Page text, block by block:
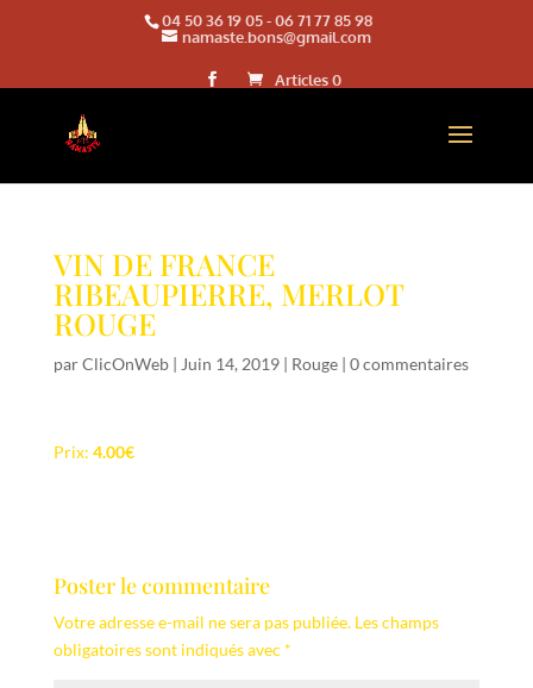
04 50 36 19 05-06 71 77 85 98
namaste.bons@gmail.com
Articles 0
VIN DE FRANCE
RIBEAUPIERRE, MERLOT
ROUGE
parClicOnWeb| Juin 14, 2019| Rouge| 0 commentaires
Prix: 4.00€
Poster le commentaire
Votre adresse e-mail ne sera pas publiée. Les champs
obligatoires sont indiqués avec *